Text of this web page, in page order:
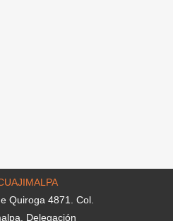
Quiroga 4871. Col.
Delegación